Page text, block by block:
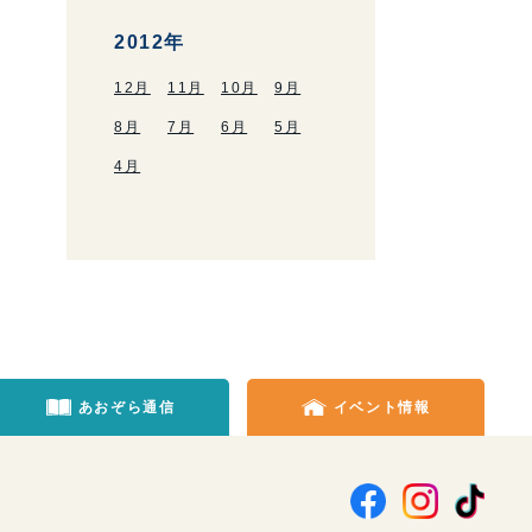
2012年
12月 11月 10月 9月
8月 7月 6月 5月
4月
あおぞら通信 イベント情報